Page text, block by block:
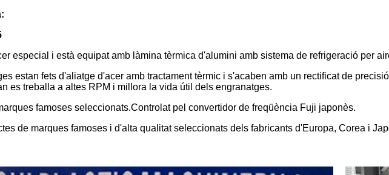
especial i està equipat amb làmina tèrmica d'alumini amb sistema de refrigeració per
estan fets d'aliatge d'acer amb tractament tèrmic i s'acaben amb un rectificat de
es treballa a altes RPM i millora la vida útil dels engranatges.
famoses seleccionats.Controlat pel convertidor de freqüència Fuji japonès.
de marques famoses i d'alta qualitat seleccionats dels fabricants d'Europa, Corea i